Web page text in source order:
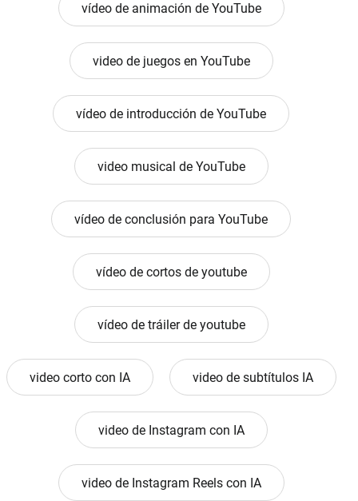
vídeo de animación de YouTube
video de juegos en YouTube
vídeo de introducción de YouTube
video musical de YouTube
vídeo de conclusión para YouTube
vídeo de cortos de youtube
vídeo de tráiler de youtube
video corto con IA video de subtítulos IA
video de Instagram con IA
video de Instagram Reels con IA